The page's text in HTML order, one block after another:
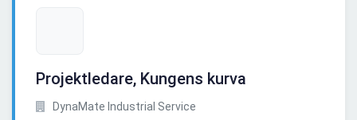
Projektledare, Kungens kurva
DynaMate Industrial Service